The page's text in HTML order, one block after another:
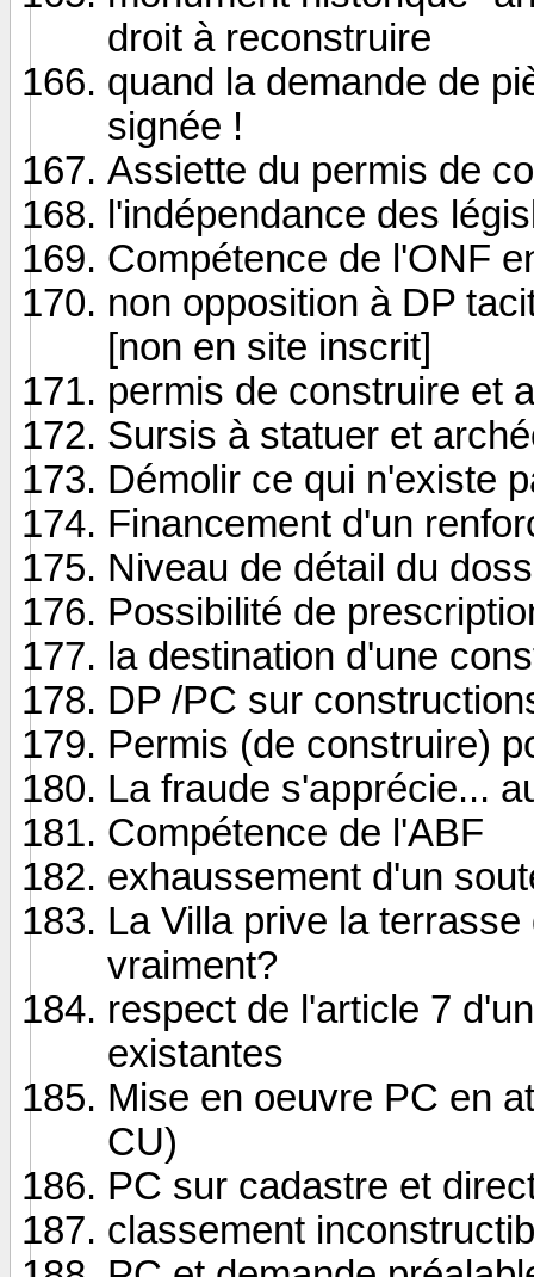
droit à reconstruire
quand la demande de
signée !
Assiette du permis de
l'indépendance des
Compétence de l'ONF
non opposition à DP
[non en site inscrit]
permis de construire et
Sursis à statuer et
Démolir ce qui n'existe
Financement d'un
Niveau de détail du
Possibilité de
la destination d'une
DP /PC sur
Permis (de construire)
La fraude s'apprécie...
Compétence de l'ABF
exhaussement d'un
La Villa prive la
vraiment?
respect de l'article 7
existantes
Mise en oeuvre PC en
CU)
PC sur cadastre et
classement